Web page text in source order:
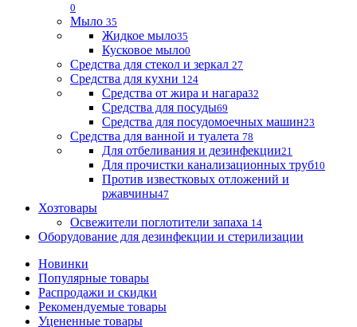
0
Мыло 35
Жидкое мыло35
Кусковое мыло0
Средства для стекол и зеркал 27
Средства для кухни 124
Средства от жира и нагара32
Средства для посуды69
Средства для посудомоечных машин23
Средства для ванной и туалета 78
Для отбеливания и дезинфекции21
Для прочистки канализационных труб10
Против известковых отложений и
ржавчины47
Хозтовары
Освежители поглотители запаха 14
Оборудование для дезинфекции и стерилизации
Новинки
Популярные товары
Распродажи и скидки
Рекомендуемые товары
Уцененные товары